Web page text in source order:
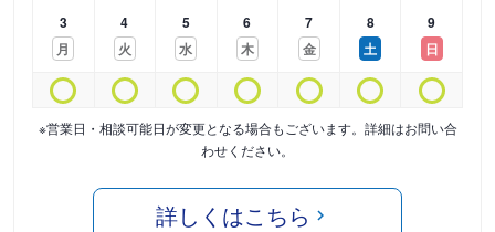
3
月
4
火
5
水
6
木
7
金
8
土
9
日
※営業日・相談可能日が変更となる場合もございます。詳細はお問い合
わせください。
詳しくはこちら